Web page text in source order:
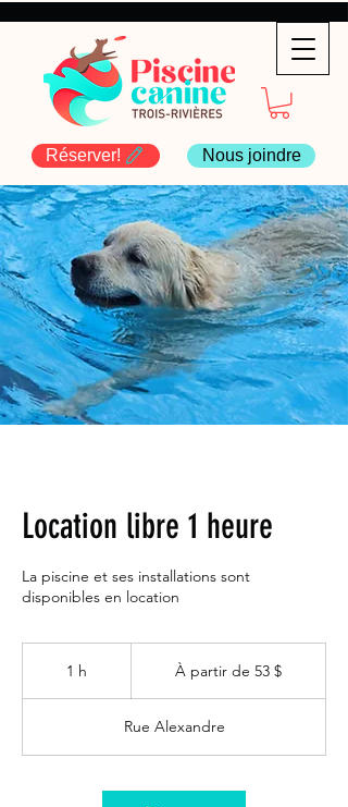
Nous joindre
Réserver!
Location libre 1 heure
La piscine et ses installations sont
disponibles en location
1 h
canadiens
À partir de 53 $
Rue Alexandre